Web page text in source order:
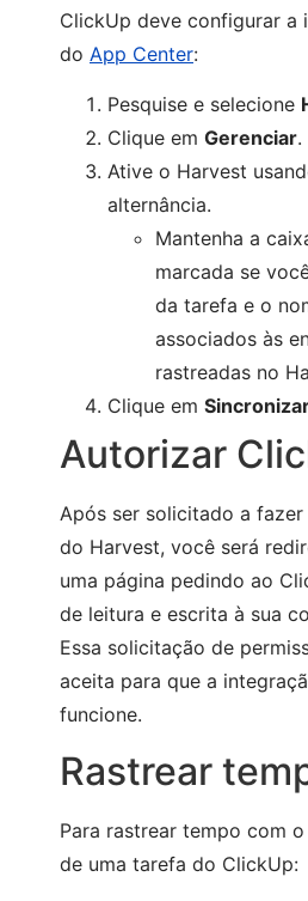
ClickUp deve configurar a
do App Center:
Pesquise e selecione
Clique em Gerenciar.
Ative o Harvest
alternância.
Mantenha a
marcada se
da tarefa e o
associados às
rastreadas no
Clique em
Autorizar
Após ser solicitado a
do Harvest, você será
uma página pedindo ao
de leitura e escrita à sua
Essa solicitação de
aceita para que a
funcione.
Rastrear
Para rastrear tempo com
de uma tarefa do ClickUp: